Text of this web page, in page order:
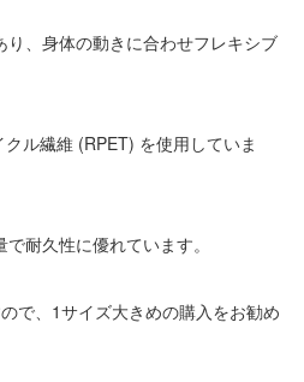
、身体の動きに合わせフレキシブ
ル繊維 (RPET) を使用していま
耐久性に優れています。
で、1サイズ大きめの購入をお勧め